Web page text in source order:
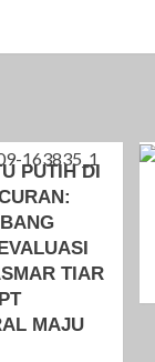
PUTIH DI
TIAR
MAJU